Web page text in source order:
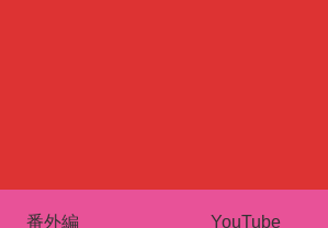
番外編 YouTube